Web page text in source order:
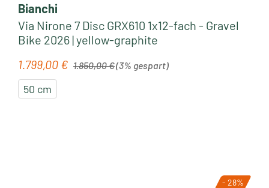
Bianchi
Via Nirone 7 Disc GRX610 1x12-fach - Gravel
Bike 2026 | yellow-graphite
Verkaufspreis:
1.799,00 € Regulärer Preis:
1.850,00 €(3% gespart)
50 cm
- 28%